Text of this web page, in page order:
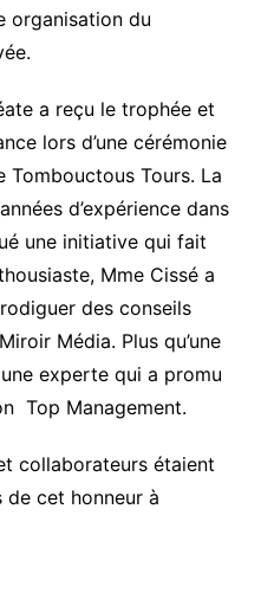
organisation du
a reçu le trophée et
lors d’une cérémonie
Tombouctous Tours. La
d’expérience dans
une initiative qui fait
Mme Cissé a
des conseils
Média. Plus qu’une
experte qui a promu
Top Management.
collaborateurs étaient
cet honneur à